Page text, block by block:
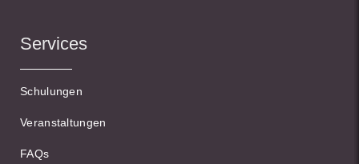
Services
Schulungen
Veranstaltungen
FAQs